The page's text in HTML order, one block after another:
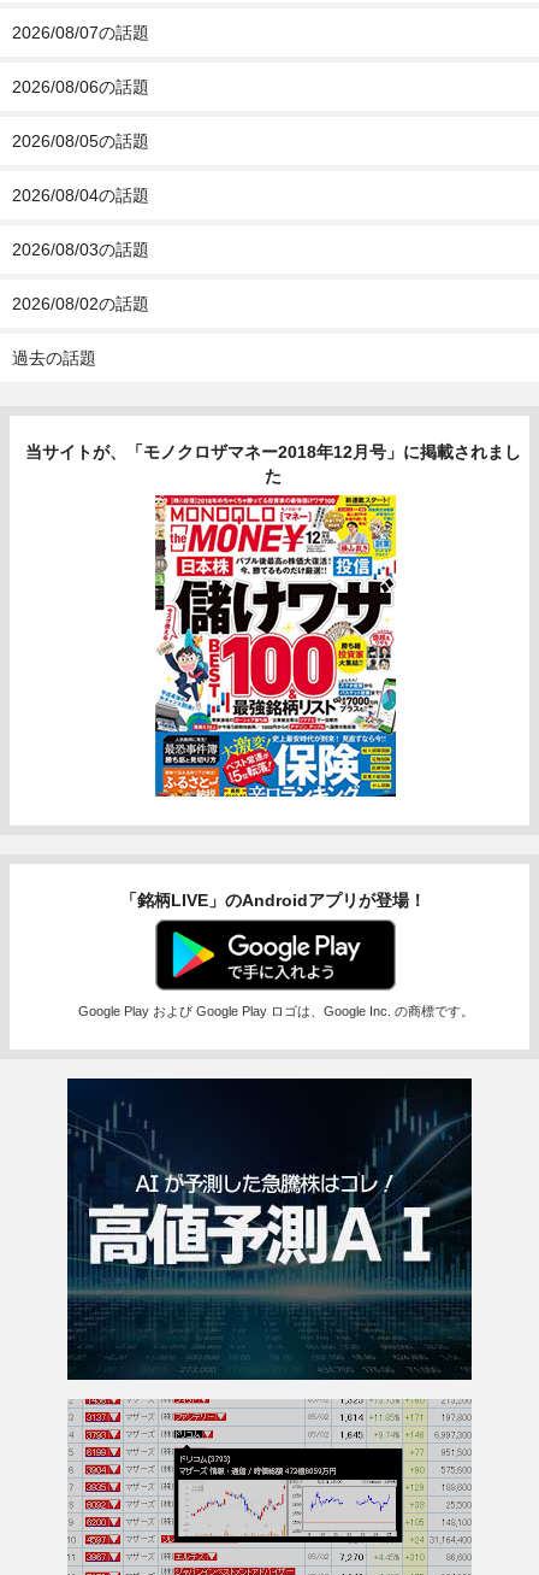
2026/08/07の話題
2026/08/06の話題
2026/08/05の話題
2026/08/04の話題
2026/08/03の話題
2026/08/02の話題
過去の話題
当サイトが、「モノクロザマネー2018年12月号」に掲載されまし
た
「銘柄LIVE」のAndroidアプリが登場！
Google Play および Google Play ロゴは、Google Inc. の商標です。